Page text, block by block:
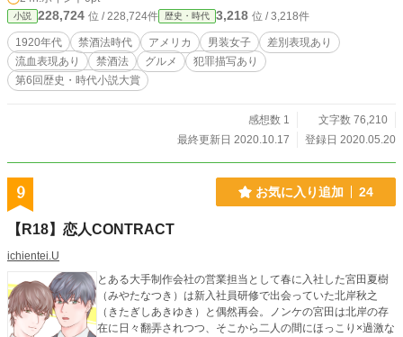
への暴言等もあります。
小説 228,724 位 / 228,724件 歴史・時代 3,218 位 / 3,218件
1920年代 禁酒法時代 アメリカ 男装女子
差別表現あり
流血表現あり
禁酒法 グルメ
犯罪描写あり
第6回歴史・時代小説大賞
感想数 1
文字数 76,210
最終更新日 2020.10.17
登録日 2020.05.20
9 お気に入り追加 24
【R18】恋人CONTRACT
ichientei.U
とある大手制作会社の営業担当として春に入社した宮田夏樹
（みやたなつき）は新入社員研修で出会っていた北岸秋之
（きたぎしあきゆき）と偶然再会。ノンケの宮田は北岸の存
在に日々翻弄されつつ、そこから二人の間にほっこり×過激な